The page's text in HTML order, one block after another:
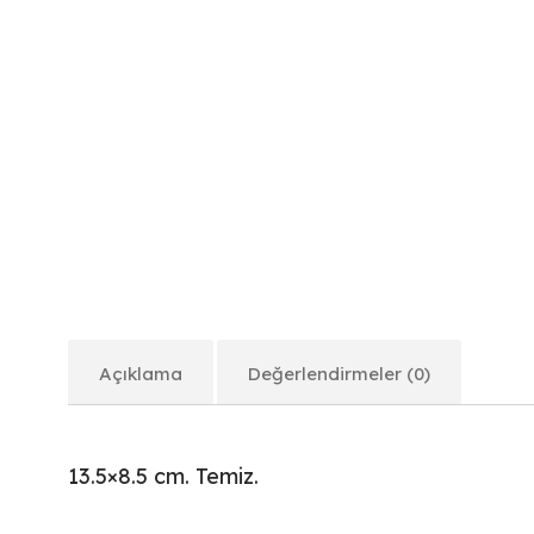
Açıklama Değerlendirmeler (0)
13.5×8.5 cm. Temiz.